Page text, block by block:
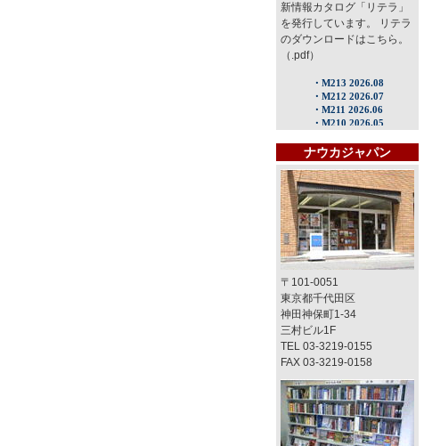
新情報カタログ「リテラ」
を発行しています。 リテラ
のダウンロードはこちら。
（.pdf）
ナウカジャパン
〒101-0051
東京都千代田区
神田神保町1-34
三村ビル1F
TEL 03-3219-0155
FAX 03-3219-0158